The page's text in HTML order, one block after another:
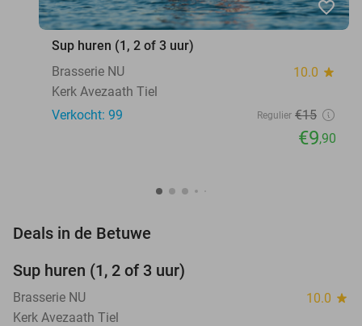
favorite_border
Sup huren (1, 2 of 3 uur)
Brasserie NU
10.0 star
Kerk Avezaath Tiel
Verkocht: 99
Regulier €15
€9,90
Deals in de Betuwe
Sup huren (1, 2 of 3 uur)
Brasserie NU 10.0 star
Kerk Avezaath Tiel